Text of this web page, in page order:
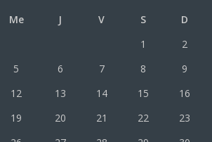
Me J V S D
1
2
5 6 7 8
9
12 13 14 15
16
19 20 21 22
23